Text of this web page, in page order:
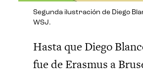
Segunda ilustración de Diego
WSJ.
Hasta que Diego
fue de Erasmus a